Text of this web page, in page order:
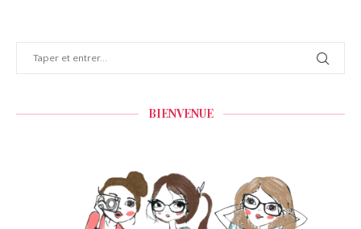
BIENVENUE